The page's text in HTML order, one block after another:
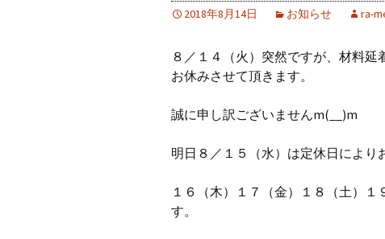
2018年8月14日 お知らせ ra-
８／１４（火）突然ですが、材料
お休みさせて頂きます。
誠に申し訳ございませんm(__)m
明日８／１５（水）は定休日により
１６（木）１７（金）１８（土）
す。